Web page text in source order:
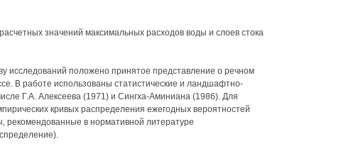
значений максимальных расходов воды и слоев стока
исследований положено принятое представление о речном
В работе использованы статистические и ландшафтно-
Г.А. Алексеева (1971) и Сингха-Аминиана (1986). Для
кривых распределения ежегодных вероятностей
в нормативной литературе